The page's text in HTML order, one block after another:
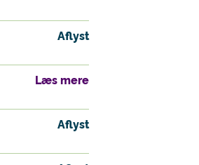
Aflyst
Læs mere
Aflyst